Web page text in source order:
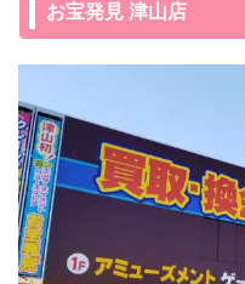
お宝発見 津山店